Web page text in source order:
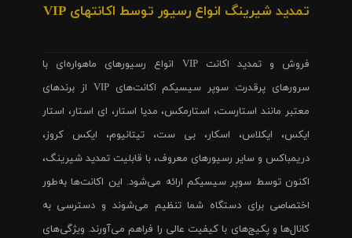
تمدید شیرینگ انواع رسیور توسط اکانتهای VIP
فروش و تمدید اکانت VIP انواع رسیورهای ماهواره‌ای با
سرورهای پرقدرت سوپر سیسیکم اکانت‌های VIP از برندهای
معتبر مانند استارست، استارمکس، مدیا استار، ای استار، استار
ایکس، ایکلاس، اسکار، بی ست، تیتانیوم، ایکس کروز،
دریمباکس و سایر رسیورهای معروف، با قابلیت تمدید شیرینگ،
اکنون توسط سوپر سیسیکم ارائه می‌شود. این اکانت‌ها به‌طور
اختصاصی برای دستگاه شما تنظیم می‌شوند و دسترسی به
کانال‌ها و پکیج‌های با کیفیت عالی را فراهم می‌آورند. ویژگی‌های